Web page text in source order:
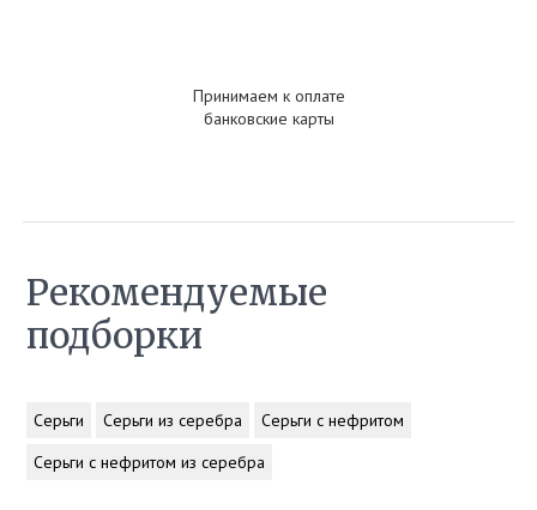
Принимаем к оплате
банковские карты
Рекомендуемые
подборки
Серьги Серьги из серебра
Серьги с нефритом
Серьги с нефритом из серебра